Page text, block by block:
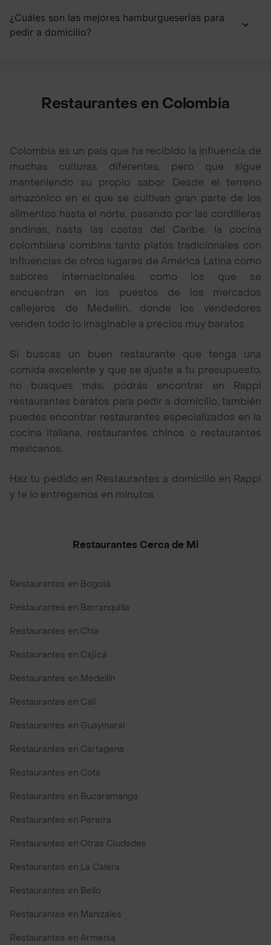
¿Cuáles son las mejores hamburgueserías para
pedir a domicilio?
Restaurantes en Colombia
Colombia es un país que ha recibido la influencia de
muchas culturas diferentes, pero que sigue
manteniendo su propio sabor. Desde el terreno
amazónico en el que se cultivan gran parte de los
alimentos hasta el norte, pasando por las cordilleras
andinas, hasta las costas del Caribe, la cocina
colombiana combina tanto platos tradicionales con
influencias de otros lugares de América Latina como
sabores internacionales, como los que se
encuentran en los puestos de los mercados
callejeros de Medellín, donde los vendedores
venden todo lo imaginable a precios muy baratos.
Si buscas un buen restaurante que tenga una
comida excelente y que se ajuste a tu presupuesto,
no busques más; podrás encontrar en Rappi
restaurantes baratos para pedir a domicilio, también
puedes encontrar restaurantes especializados en la
cocina italiana, restaurantes chinos o restaurantes
mexicanos.
Haz tu pedido en Restaurantes a domicilio en Rappi
y te lo entregamos en minutos
Restaurantes Cerca de Mi
Restaurantes en Bogotá
Restaurantes en Barranquilla
Restaurantes en Chía
Restaurantes en Cajicá
Restaurantes en Medellín
Restaurantes en Cali
Restaurantes en Guaymaral
Restaurantes en Cartagena
Restaurantes en Cota
Restaurantes en Bucaramanga
Restaurantes en Pereira
Restaurantes en Otras Ciudades
Restaurantes en La Calera
Restaurantes en Bello
Restaurantes en Manizales
Restaurantes en Armenia